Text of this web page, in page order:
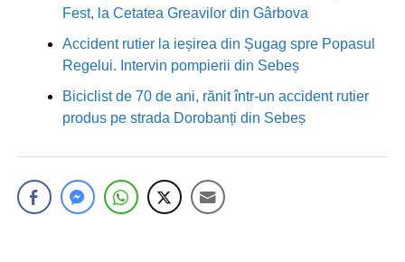
Fest, la Cetatea Greavilor din Gârbova
Accident rutier la ieșirea din Șugag spre Popasul
Regelui. Intervin pompierii din Sebeș
Biciclist de 70 de ani, rănit într-un accident rutier
produs pe strada Dorobanți din Sebeș